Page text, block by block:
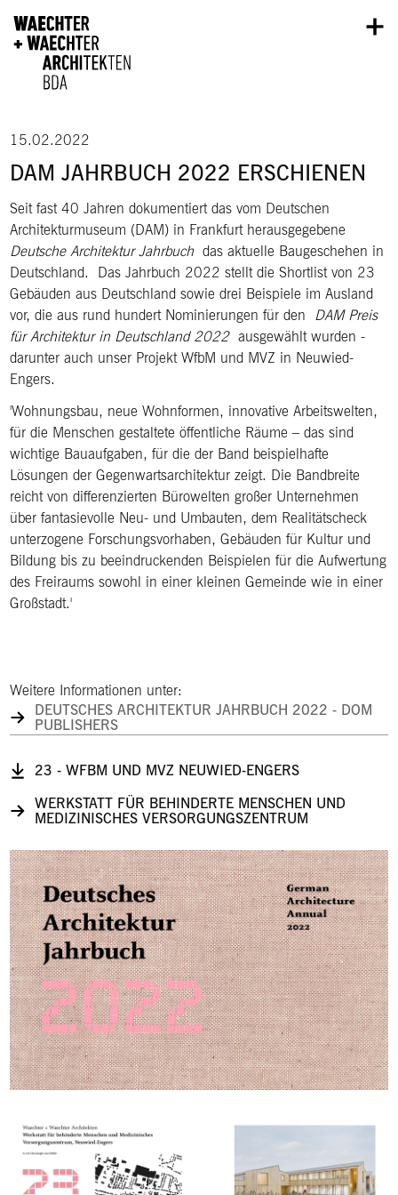
15.02.2022
DAM JAHRBUCH 2022 ERSCHIENEN
Seit fast 40 Jahren dokumentiert das vom Deutschen
Architekturmuseum (DAM) in Frankfurt herausgegebene
Deutsche Architektur Jahrbuchdas aktuelle Baugeschehen in
Deutschland. Das Jahrbuch 2022 stellt die Shortlist von 23
Gebäuden aus Deutschland sowie drei Beispiele im Ausland
vor, die aus rund hundert Nominierungen für den DAM Preis
für Architektur in Deutschland 2022ausgewählt wurden -
darunter auch unser Projekt WfbM und MVZ in Neuwied-
Engers.
'Wohnungsbau, neue Wohnformen, innovative Arbeitswelten,
für die Menschen gestaltete öffentliche Räume – das sind
wichtige Bauaufgaben, für die der Band beispielhafte
Lösungen der Gegenwartsarchitektur zeigt. Die Bandbreite
reicht von differenzierten Bürowelten großer Unternehmen
über fantasievolle Neu- und Umbauten, dem Realitätscheck
unterzogene Forschungsvorhaben, Gebäuden für Kultur und
Bildung bis zu beeindruckenden Beispielen für die Aufwertung
des Freiraums sowohl in einer kleinen Gemeinde wie in einer
Großstadt.'
Weitere Informationen unter:
DEUTSCHES ARCHITEKTUR JAHRBUCH 2022 - DOM
PUBLISHERS
23 - WFBM UND MVZ NEUWIED-ENGERS
WERKSTATT FÜR BEHINDERTE MENSCHEN UND
MEDIZINISCHES VERSORGUNGSZENTRUM